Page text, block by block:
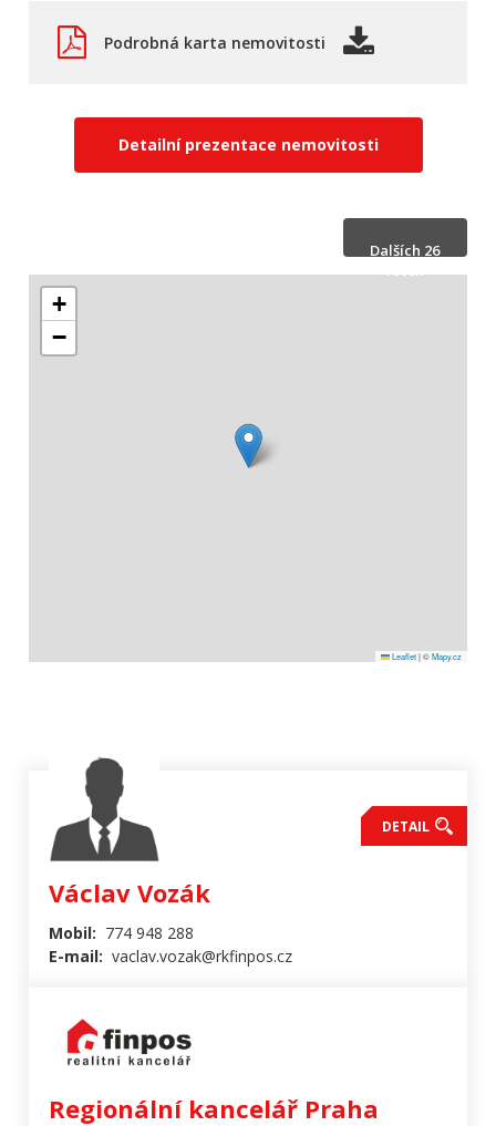
Podrobná karta nemovitosti
Detailní prezentace nemovitosti
Dalších 26
fotek
+
−
Leaflet |©Mapy.cz
Václav Vozák
Mobil: 774 948 288
E-mail: vaclav.vozak@rkfinpos.cz
DETAIL
Regionální kancelář Praha